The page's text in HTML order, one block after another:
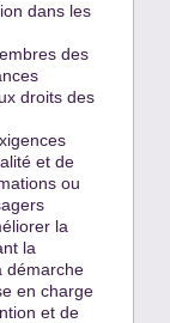
dans les
des
droits des
et de
ou
la
la
démarche
en charge
et de